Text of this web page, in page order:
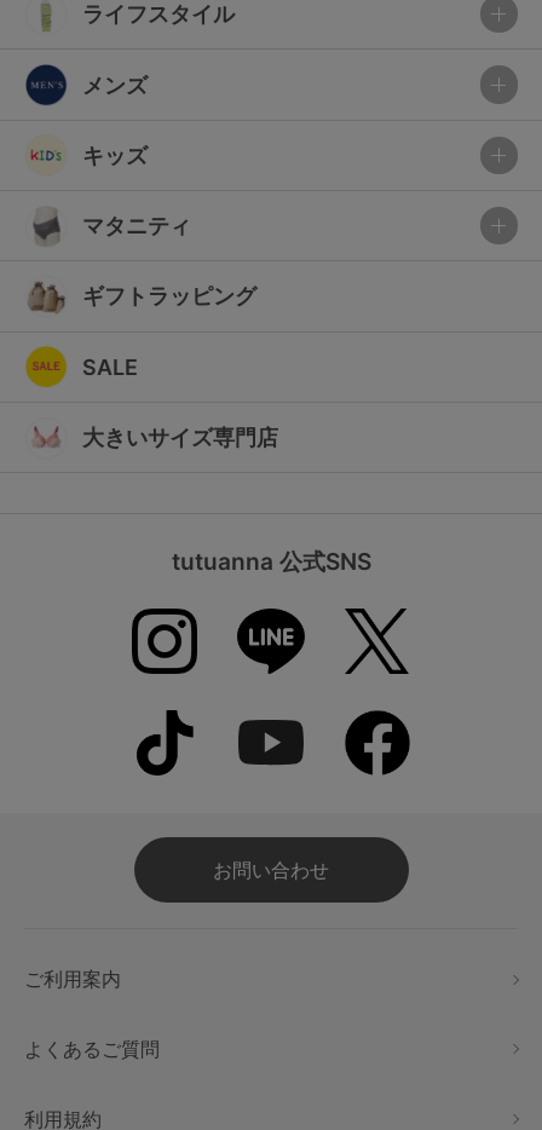
ライフスタイル
メンズ
キッズ
マタニティ
ギフトラッピング
SALE
大きいサイズ専門店
tutuanna 公式SNS
お問い合わせ
ご利用案内
よくあるご質問
利用規約